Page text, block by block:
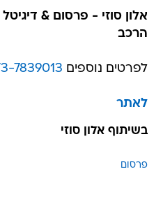
אלון סוזי - פרסום &
הרכב
לפרטים נוספים 7839013
לאתר
בשיתוף אלון סוזי
פרסום